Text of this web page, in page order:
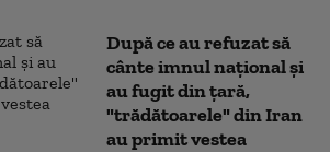
După ce au refuzat să
cânte imnul naţional şi
au fugit din ţară,
"trădătoarele" din Iran
au primit vestea